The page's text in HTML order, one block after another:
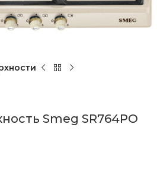
Smeg SR764PO